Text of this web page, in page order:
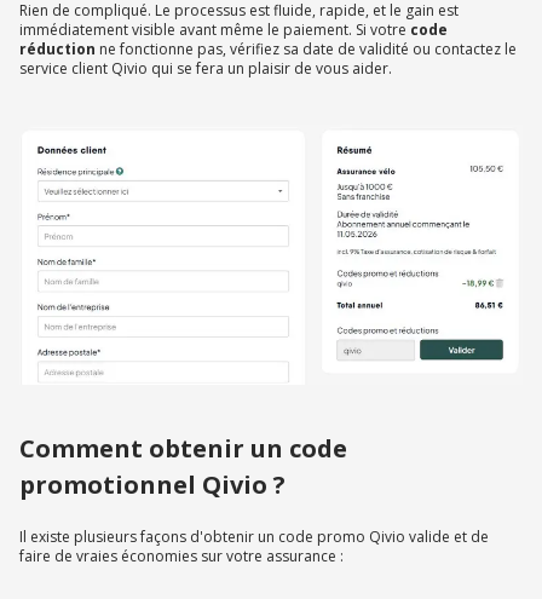
Rien de compliqué. Le processus est fluide, rapide, et le gain est
immédiatement visible avant même le paiement. Si votre code
réduction ne fonctionne pas, vérifiez sa date de validité ou contactez le
service client Qivio qui se fera un plaisir de vous aider.
Comment obtenir un code
promotionnel Qivio ?
Il existe plusieurs façons d'obtenir un code promo Qivio valide et de
faire de vraies économies sur votre assurance :